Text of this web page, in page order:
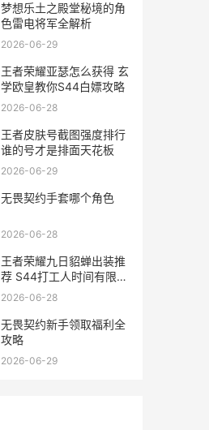
梦想乐土之殿堂秘境的角
色雷电将军全解析
2026-06-29
王者荣耀亚瑟怎么获得 玄
学欧皇教你S44白嫖攻略
2026-06-28
王者皮肤号截图强度排行
谁的号才是排面天花板
2026-06-29
无畏契约手套哪个角色
2026-06-28
王者荣耀九日貂蝉出装推
荐 S44打工人时间有限这
样出
2026-06-28
无畏契约新手领取福利全
攻略
2026-06-29